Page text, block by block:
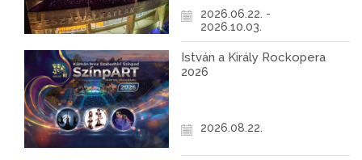
2026.06.22. -
2026.10.03.
István a Király Rockopera
2026
2026.08.22.